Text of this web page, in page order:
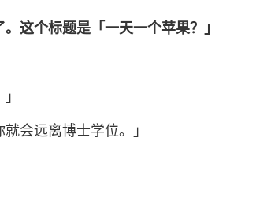
这个标题是「一天一个苹果？」
会远离博士学位。」